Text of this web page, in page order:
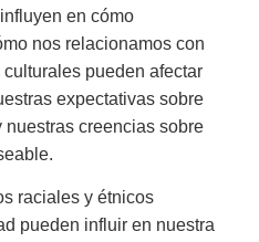
en cómo
nos relacionamos con
pueden afectar
expectativas sobre
creencias sobre
raciales y étnicos
pueden influir en nuestra